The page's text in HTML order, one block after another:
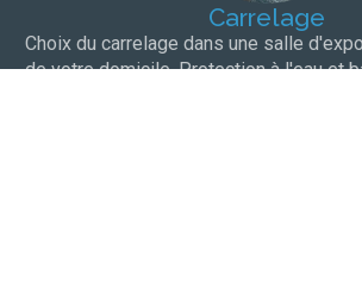
Carrelage
Choix du carrelage dans une salle
de votre domicile. Protection à l'eau et